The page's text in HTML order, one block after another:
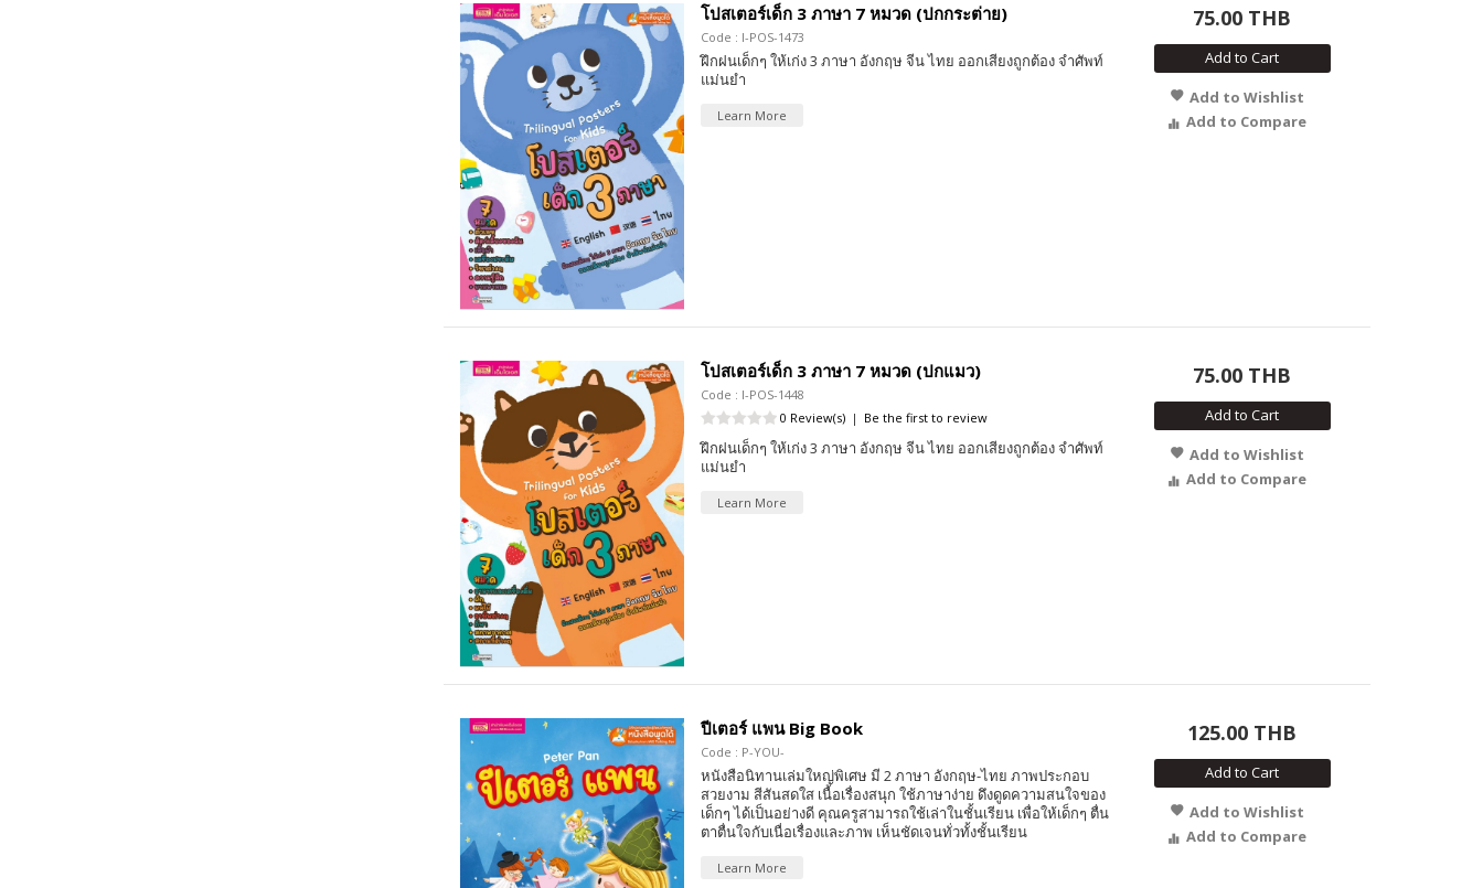
โปสเตอร์เด็ก 3 ภาษา 7 หมวด (ปกกระต่าย)
Code : I-POS-1473
ฝึกฝนเด็กๆ ให้เก่ง 3 ภาษา อังกฤษ จีน ไทย ออกเสียงถูกต้อง จำศัพท์
แม่นยำ
Learn More
75.00 THB
Add to Cart
Add to Wishlist
Add to Compare
โปสเตอร์เด็ก 3 ภาษา 7 หมวด (ปกแมว)
Code : I-POS-1448
0 Review(s) | Be the first to review
ฝึกฝนเด็กๆ ให้เก่ง 3 ภาษา อังกฤษ จีน ไทย ออกเสียงถูกต้อง จำศัพท์
แม่นยำ
Learn More
75.00 THB
Add to Cart
Add to Wishlist
Add to Compare
ปีเตอร์ แพน Big Book
Code : P-YOU-
หนังสือนิทานเล่มใหญ่พิเศษ มี 2 ภาษา อังกฤษ-ไทย ภาพประกอบ
สวยงาม สีสันสดใส เนื้อเรื่องสนุก ใช้ภาษาง่าย ดึงดูดความสนใจของ
เด็กๆ ได้เป็นอย่างดี คุณครูสามารถใช้เล่าในชั้นเรียน เพื่อให้เด็กๆ ตื่น
ตาตื่นใจกับเนื่อเรื่องและภาพ เห็นชัดเจนทั่วทั้งชั้นเรียน
Learn More
125.00 THB
Add to Cart
Add to Wishlist
Add to Compare